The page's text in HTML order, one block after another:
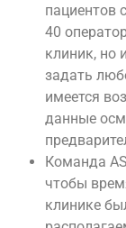
пациентов
40
клиник, но
задать
имеется
данные
Команда
чтобы
клинике